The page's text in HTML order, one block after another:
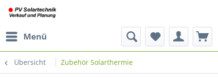
Menü
Übersicht Zubehör Solarthermie